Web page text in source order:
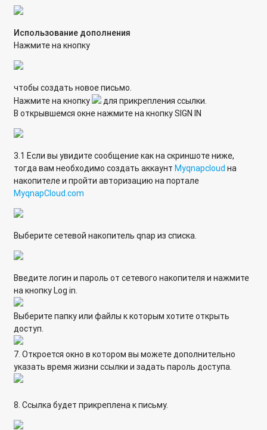
Использование дополнения
Нажмите на кнопку
чтобы создать новое письмо.
Нажмите на кнопку
для прикрепления ссылки.
В открывшемся окне нажмите на кнопку SIGN IN
3.1 Если вы увидите сообщение как на скриншоте ниже,
тогда вам необходимо создать аккаунтMyqnapcloud на
накопителе и пройти авторизацию на портале
MyqnapCloud.com
Выберите сетевой накопитель qnap из списка.
Введите логин и пароль от сетевого накопителя и нажмите
на кнопку Log in.
Выберите папку или файлы к которым хотите открыть
доступ.
7. Откроется окно в котором вы можете дополнительно
указать время жизни ссылки и задать пароль доступа.
8. Cсылка будет прикреплена к письму.